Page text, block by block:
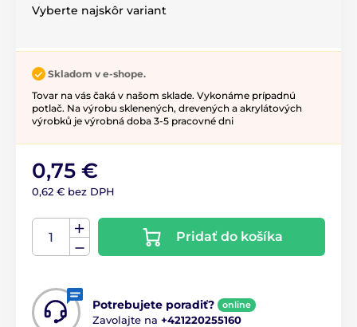
Vyberte najskôr variant
Skladom v e-shope.
Tovar na vás čaká v našom sklade. Vykonáme prípadnú
potlač. Na výrobu sklenených, drevených a akrylátových
výrobků je výrobná doba 3-5 pracovné dni
0,75 €
0,62 € bez DPH
Pridať do košíka
Potrebujete poradiť? online
Zavolajte na +421220255160